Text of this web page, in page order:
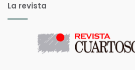
La revista